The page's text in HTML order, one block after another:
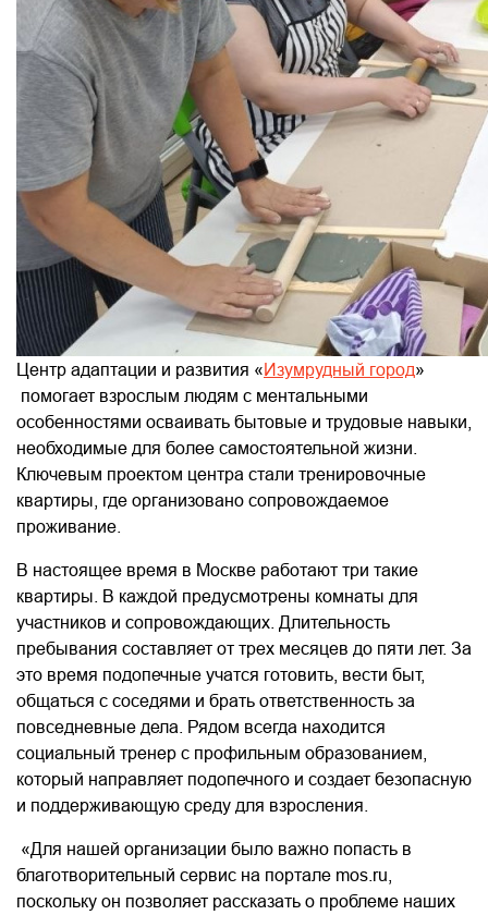
Центр адаптации и развития «Изумрудный город»
помогает взрослым людям с ментальными
особенностями осваивать бытовые и трудовые навыки,
необходимые для более самостоятельной жизни.
Ключевым проектом центра стали тренировочные
квартиры, где организовано сопровождаемое
проживание.
В настоящее время в Москве работают три такие
квартиры. В каждой предусмотрены комнаты для
участников и сопровождающих. Длительность
пребывания составляет от трех месяцев до пяти лет. За
это время подопечные учатся готовить, вести быт,
общаться с соседями и брать ответственность за
повседневные дела. Рядом всегда находится
социальный тренер с профильным образованием,
который направляет подопечного и создает безопасную
и поддерживающую среду для взросления.
«Для нашей организации было важно попасть в
благотворительный сервис на портале mos.ru,
поскольку он позволяет рассказать о проблеме наших